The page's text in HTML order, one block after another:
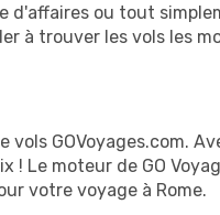
d'affaires ou tout
à trouver les vols les
GOVoyages.com.
Le moteur de GO
votre voyage à Rome.